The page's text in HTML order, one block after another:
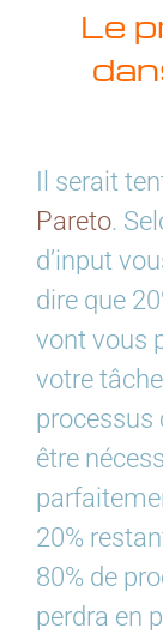
Le
Il serait
Pareto.
d’input
dire que
vont vous
votre
processus
être
20%
80% de
perdra en